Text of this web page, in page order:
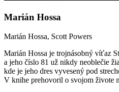
Marián Hossa
Marián Hossa, Scott Powers
Marián Hossa je trojnásobný víťaz
a jeho číslo 81 už nikdy neoblečie
kde je jeho dres vyvesený pod
V knihe prehovoril o svojom živote